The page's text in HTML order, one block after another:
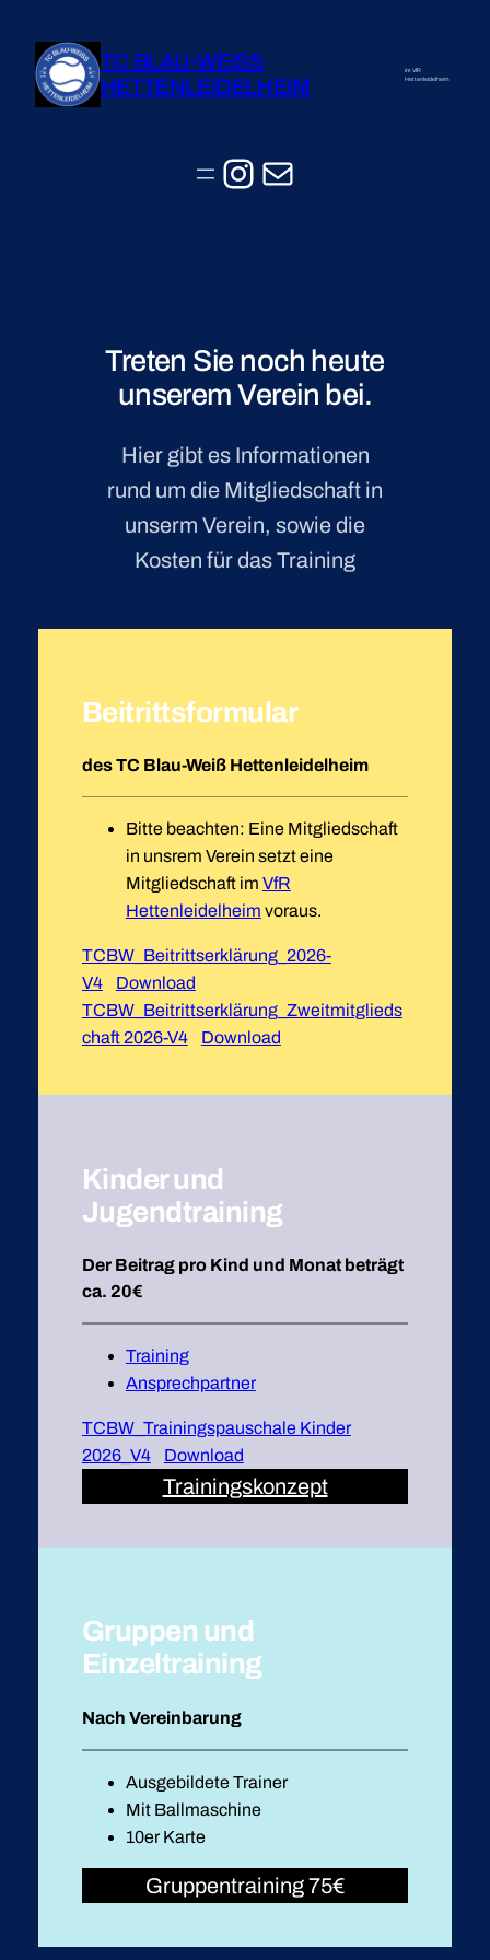
Inhalt
springen
TC BLAU-WEISS
HETTENLEIDELHEIM
im VfR
Hettenleidelheim
Instagram
E-Mail
Treten Sie noch heute
unserem Verein bei.
Hier gibt es Informationen
rund um die Mitgliedschaft in
unserm Verein, sowie die
Kosten für das Training
Beitrittsformular
des TC Blau-Weiß Hettenleidelheim
Bitte beachten: Eine Mitgliedschaft
in unsrem Verein setzt eine
Mitgliedschaft im VfR
Hettenleidelheim voraus.
TCBW_Beitrittserklärung_2026-
V4
Download
TCBW_Beitrittserklärung_Zweitmitglieds
chaft 2026-V4
Download
Kinder und
Jugendtraining
Der Beitrag pro Kind und Monat beträgt
ca. 20€
Training
Ansprechpartner
TCBW_Trainingspauschale Kinder
2026_V4
Download
Trainingskonzept
Gruppen und
Einzeltraining
Nach Vereinbarung
Ausgebildete Trainer
Mit Ballmaschine
10er Karte
Gruppentraining 75€